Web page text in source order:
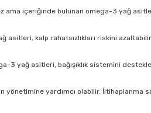
ama içeriğinde bulunan omega-3 yağ
asitleri, kalp rahatsızlıkları riskini
3 yağ asitleri, bağışıklık sistemini
yönetimine yardımcı olabilir.